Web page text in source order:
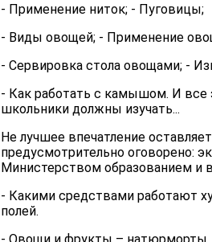
- Применение ниток; - Пуговицы;
- Виды овощей; - Применение
- Сервировка стола овощами; -
- Как работать с камышом. И все
школьники должны изучать...
Не лучшее впечатление
предусмотрительно оговорено:
Министерством образованием и
- Какими средствами работают
полей.